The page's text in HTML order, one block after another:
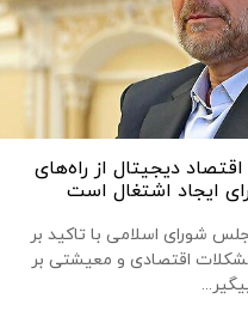
دیجیتال از راه‌های
ایجاد اشتغال است
شورای اسلامی با تاکید بر
اقتصادی و معیشتی بر